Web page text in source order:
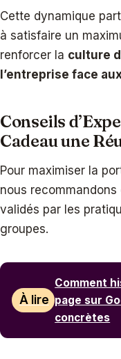
Cette dynamique
à satisfaire un
renforcer la culture
l’entreprise face
Conseils
Cadeau une
Pour maximiser la
nous
validés par les
groupes.
À lire
Comment
page sur
concrètes